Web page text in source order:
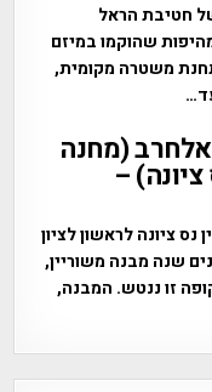
חטיבת הראל
שהוקמו במיזם
משטרה מקומית,
(מחנה
–
ציונה לראשון לציון
שנה מבנה משוריין,
זו ננטש. המבנה,